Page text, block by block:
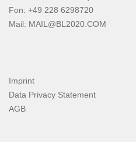
Fon: +49 228 6298720
Mail: MAIL@BL2020.COM
Imprint
Data Privacy Statement
AGB